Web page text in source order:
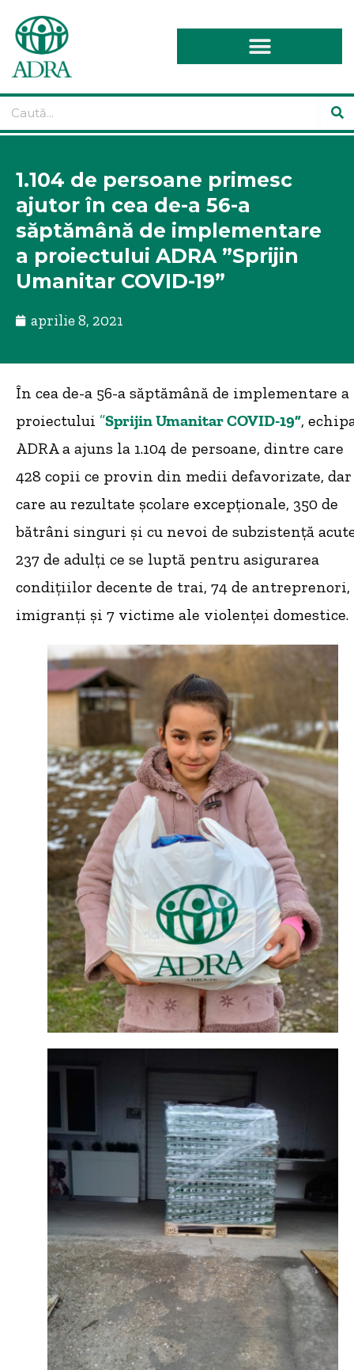
1.104 de persoane primesc
ajutor în cea de-a 56-a
săptămână de implementare
a proiectului ADRA ”Sprijin
Umanitar COVID-19”
aprilie 8, 2021
În cea de-a 56-a săptămână de implementare a
proiectului ”Sprijin Umanitar COVID-19”,
ADRA a ajuns la 1.104 de persoane, dintre care
428 copii ce provin din medii defavorizate, dar
care au rezultate școlare excepționale, 350 de
bătrâni singuri și cu nevoi de subzistență
237 de adulți ce se luptă pentru asigurarea
condițiilor decente de trai, 74 de antreprenori,
imigranți și 7 victime ale violenței domestice.